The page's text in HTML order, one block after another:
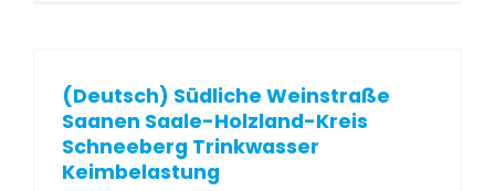
(Deutsch) Südliche Weinstraße
Saanen Saale-Holzland-Kreis
Schneeberg Trinkwasser
Keimbelastung